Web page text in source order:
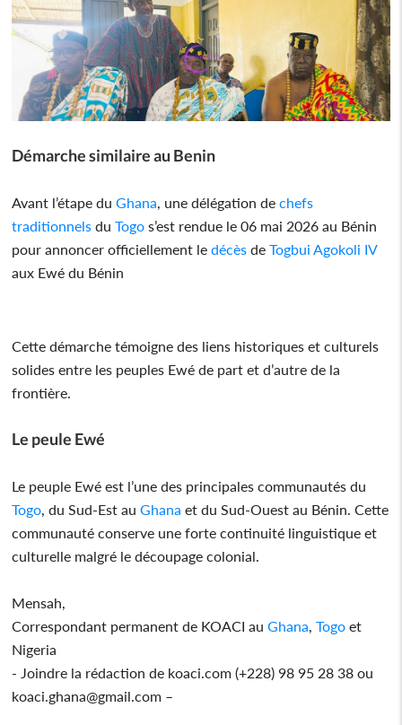
Démarche similaire au Benin
Avant l’étape du Ghana , une délégation de chefs
traditionnels duTogo s’est rendue le 06 mai 2026 au Bénin
pour annoncer officiellement le décès de Togbui Agokoli IV
aux Ewé du Bénin
Cette démarche témoigne des liens historiques et culturels
solides entre les peuples Ewé de part et d’autre de la
frontière.
Le peule Ewé
Le peuple Ewé est l’une des principales communautés du
Togo , du Sud-Est au Ghana et du Sud-Ouest au Bénin. Cette
communauté conserve une forte continuité linguistique et
culturelle malgré le découpage colonial.
Mensah,
Correspondant permanent de KOACI au Ghana ,Togo et
Nigeria
- Joindre la rédaction de koaci.com (+228) 98 95 28 38 ou
koaci.ghana@gmail.com –